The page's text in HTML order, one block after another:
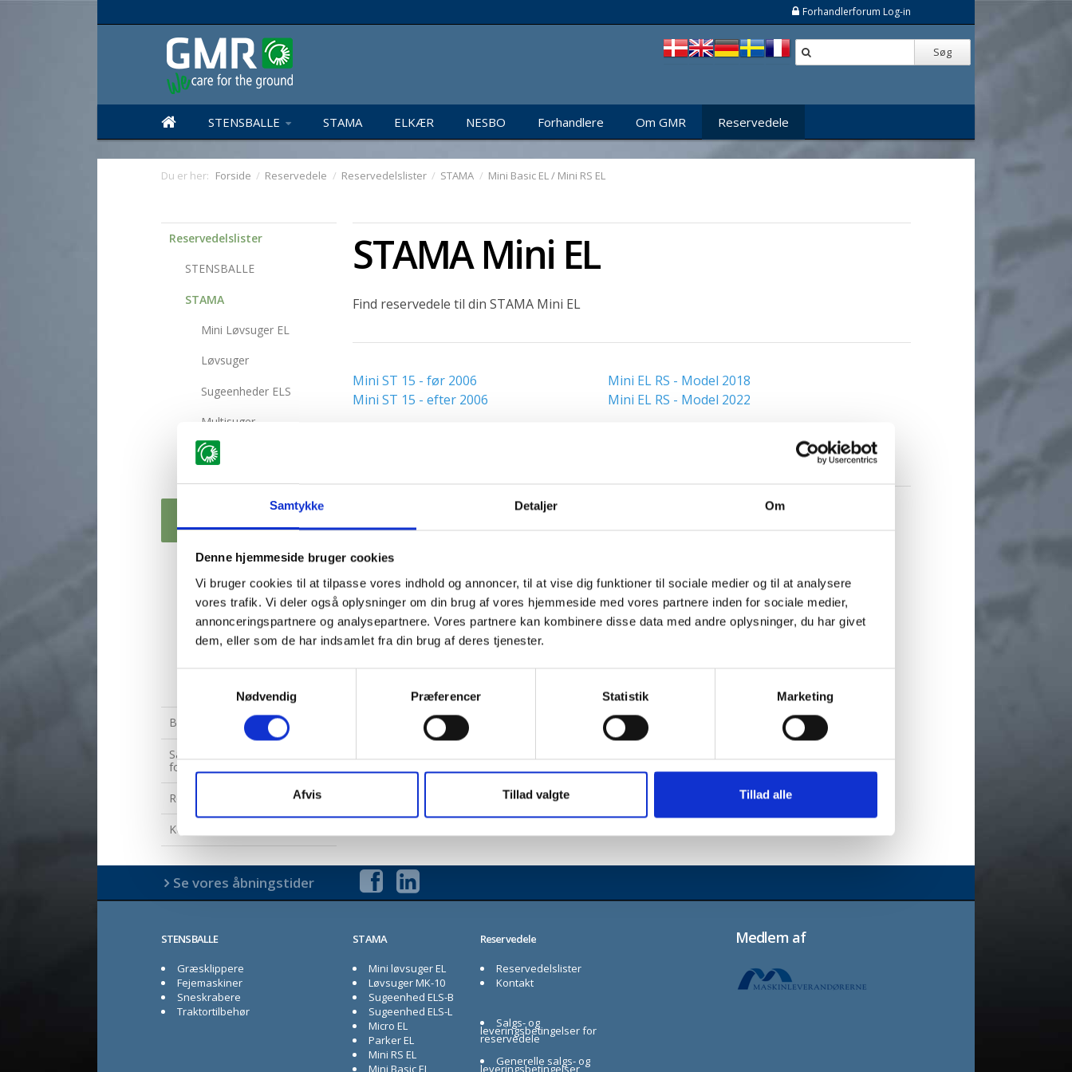
Samtykke Detaljer Om
Denne hjemmeside bruger cookies
Vi bruger cookies til at tilpasse vores indhold og annoncer, til at vise dig funktioner til sociale medier og til at analysere
vores trafik. Vi deler også oplysninger om din brug af vores hjemmeside med vores partnere inden for sociale medier,
annonceringspartnere og analysepartnere. Vores partnere kan kombinere disse data med andre oplysninger, du har givet
dem, eller som de har indsamlet fra din brug af deres tjenester.
Nødvendig
Præferencer Statistik Marketing
Afvis Tillad valgte Tillad alle
Forhandlerforum Log-in
Søg
STENSBALLE STAMA ELKÆR NESBO Forhandlere Om GMR Reservedele
Du er her: Forside / Reservedele / Reservedelslister / STAMA / Mini Basic EL / Mini RS EL
Reservedelslister
STENSBALLE
STAMA
Mini Løvsuger EL
Løvsuger
Sugeenheder ELS
Multisuger
Micro EL
Parker EL
Mini Basic EL / Mini RS
EL
Multi EL
Evo EL
Maxi EL 4WD
Bestillingsformular
Salgs- og leveringsbetingelser
for reservedele
Returvarer
Kontakt vedr. reservedele
STAMA Mini EL
Find reservedele til din STAMA Mini EL
Mini ST 15 - før 2006
Mini ST 15 - efter 2006
Mini EL RS - Model 2018
Mini EL RS - Model 2022
Ekstraudstyr til Mini EL:
Drejelad
Sættekasse
Løvsider
Blomsterstativ
Batterivedligehold
Har du brug for rådgivning?
Se vores åbningstider
STENSBALLE
Græsklippere
Fejemaskiner
Sneskrabere
Traktortilbehør
STAMA
Mini løvsuger EL
Løvsuger MK-10
Sugeenhed ELS-B
Sugeenhed ELS-L
Micro EL
Parker EL
Mini RS EL
Mini Basic EL
Reservedele
Reservedelslister
Kontakt
Salgs- og
leveringsbetingelser for
reservedele
Generelle salgs- og
leveringsbetingelser
Medlem af